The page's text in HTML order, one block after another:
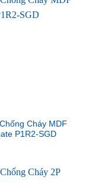
Cháy MDF
P1R2-SGD